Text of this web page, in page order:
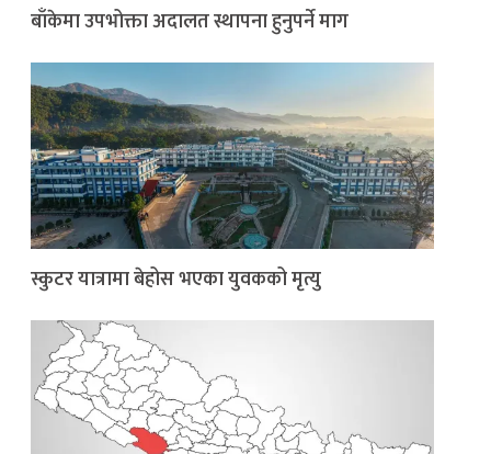
बाँकेमा उपभोक्ता अदालत स्थापना हुनुपर्ने माग
स्कुटर यात्रामा बेहोस भएका युवकको मृत्यु